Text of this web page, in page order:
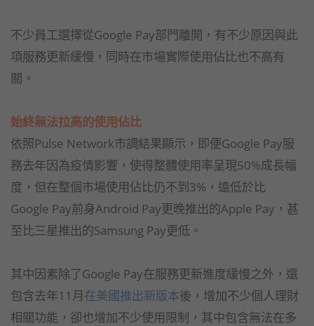
不少員工選擇從Google Pay部門離開，有不少原因與此
項服務更新緩慢，同時在市場實際使用佔比也不高有
關。
始終無法拉高的使用佔比
依照Pulse Network市調結果顯示，即便Google Pay服
務去年因為疫情影響，使得整體使用率呈現50%成長幅
度，但在整個市場使用佔比仍不到3%，遠低於比
Google Pay前身Android Pay更晚推出的Apple Pay，甚
至比三星推出的Samsung Pay更低。
其中因素除了Google Pay在服務更新進度緩慢之外，還
包含去年11月在美國推出新版本後，增加不少個人理財
相關功能，卻也增加不少使用限制，其中包含無法在多